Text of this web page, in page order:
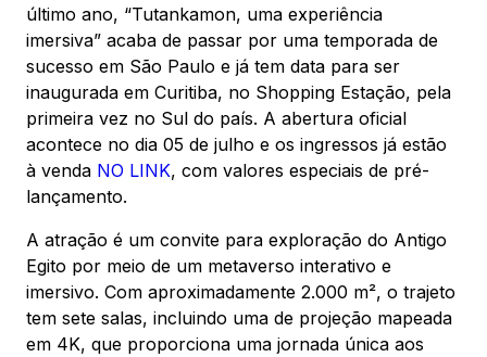
CONTATO
(41) 3094-5300
WhatsApp
Comodidades Cinema Vitrine Virtual
Mapa Virtual
último ano, “Tutankamon, uma experiência
imersiva” acaba de passar por uma temporada de
sucesso em São Paulo e já tem data para ser
inaugurada em Curitiba, no Shopping Estação, pela
primeira vez no Sul do país. A abertura oficial
acontece no dia 05 de julho e os ingressos já estão
à venda NO LINK, com valores especiais de pré-
lançamento.
A atração é um convite para exploração do Antigo
Egito por meio de um metaverso interativo e
imersivo. Com aproximadamente 2.000 m², o trajeto
tem sete salas, incluindo uma de projeção mapeada
em 4K, que proporciona uma jornada única aos